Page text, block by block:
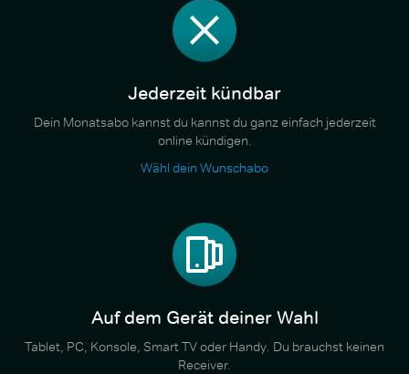
Jederzeit kündbar
Dein Monatsabo kannst du kannst du ganz einfach jederzeit
online kündigen.
Wähl dein Wunschabo
Auf dem Gerät deiner Wahl
Tablet, PC, Konsole, Smart TV oder Handy. Du brauchst keinen
Receiver.